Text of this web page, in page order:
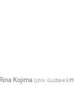
Rina Kojima (Univ. Gustave